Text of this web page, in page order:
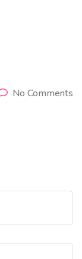
No Comments